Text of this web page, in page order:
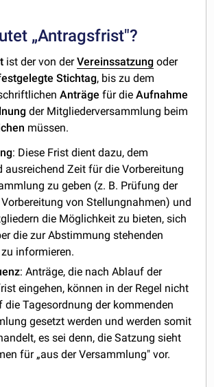
„Antragsfrist"?
ist der von derVereinssatzung oder
Stichtag, bis zu dem
Anträge für dieAufnahme
der Mitgliederversammlung beim
müssen.
: Diese Frist dient dazu, dem
ausreichend Zeit für die Vorbereitung
zu geben (z. B. Prüfung der
von Stellungnahmen) und
die Möglichkeit zu bieten, sich
die zur Abstimmung stehenden
informieren.
: Anträge, die nach Ablauf der
eingehen, können in der Regel nicht
die Tagesordnung der kommenden
gesetzt werden und werden somit
es sei denn, die Satzung sieht
für „aus der Versammlung" vor.